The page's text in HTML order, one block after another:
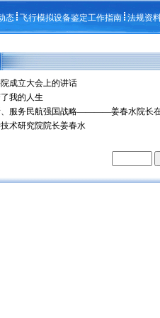
态 飞行模拟设备鉴定工作指南 法规资
成立大会上的讲话
我的人生
、服务民航强国战略————姜春水院长
术研究院院长姜春水